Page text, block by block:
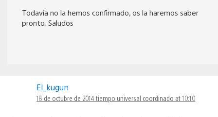
Todavía no la hemos confirmado, os la haremos saber
pronto. Saludos
El_kugun
18 de octubre de 2014 tiempo universal coordinado at 10:10